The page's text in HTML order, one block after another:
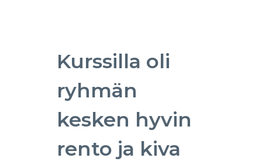
Kurssilla oli
ryhmän
kesken hyvin
rento ja kiva